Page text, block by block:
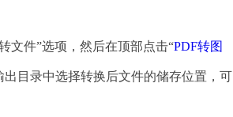
件”选项，然后在顶部点击“PDF转图
目录中选择转换后文件的储存位置，可